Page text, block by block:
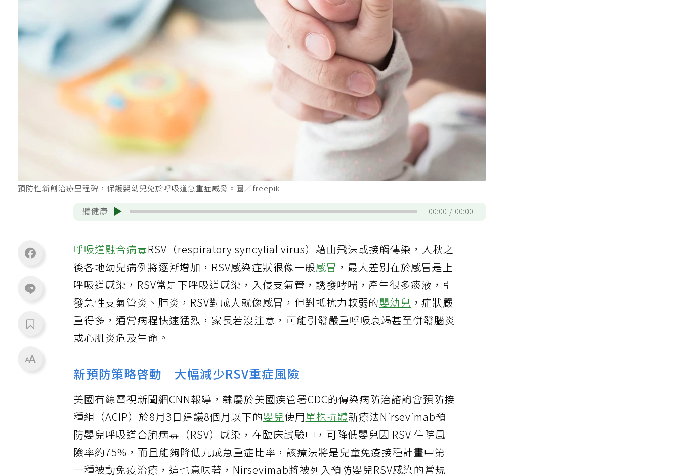
預防性新創治療里程碑，保護嬰幼兒免於呼吸道急重症威脅。圖／freepik
聽健康 00:00 00:00
呼吸道融合病毒RSV（respiratory syncytial virus）藉由飛沫或接觸傳染，入秋之
後各地幼兒病例將逐漸增加，RSV感染症狀很像一般感冒 ，最大差別在於感冒是上
呼吸道感染，RSV常是下呼吸道感染，入侵支氣管，誘發哮喘，產生很多痰液，引
發急性支氣管炎、肺炎，RSV對成人就像感冒，但對抵抗力較弱的嬰幼兒 ，症狀嚴
重得多，通常病程快速猛烈，家長若沒注意，可能引發嚴重呼吸衰竭甚至併發腦炎
或心肌炎危及生命。
新預防策略啓動 大幅減少RSV重症風險
美國有線電視新聞網CNN報導，隸屬於美國疾管署CDC的傳染病防治諮詢會預防接
種組（ACIP）於8月3日建議8個月以下的嬰兒使用單株抗體新療法Nirsevimab預
防嬰兒呼吸道合胞病毒（RSV）感染，在臨床試驗中，可降低嬰兒因 RSV 住院風
險率約75%，而且能夠降低九成急重症比率，該療法將是兒童免疫接種計畫中第